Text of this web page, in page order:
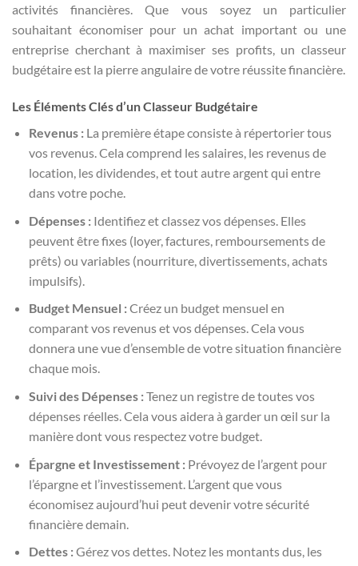
activités financières. Que vous soyez un particulier
souhaitant économiser pour un achat important ou une
entreprise cherchant à maximiser ses profits, un classeur
budgétaire est la pierre angulaire de votre réussite financière.
Les Éléments Clés d’un Classeur Budgétaire
Revenus :La première étape consiste à répertorier tous
vos revenus. Cela comprend les salaires, les revenus de
location, les dividendes, et tout autre argent qui entre
dans votre poche.
Dépenses :Identifiez et classez vos dépenses. Elles
peuvent être fixes (loyer, factures, remboursements de
prêts) ou variables (nourriture, divertissements, achats
impulsifs).
Budget Mensuel :Créez un budget mensuel en
comparant vos revenus et vos dépenses. Cela vous
donnera une vue d’ensemble de votre situation financière
chaque mois.
Suivi des Dépenses :Tenez un registre de toutes vos
dépenses réelles. Cela vous aidera à garder un œil sur la
manière dont vous respectez votre budget.
Épargne et Investissement :Prévoyez de l’argent pour
l’épargne et l’investissement. L’argent que vous
économisez aujourd’hui peut devenir votre sécurité
financière demain.
Dettes :Gérez vos dettes. Notez les montants dus, les